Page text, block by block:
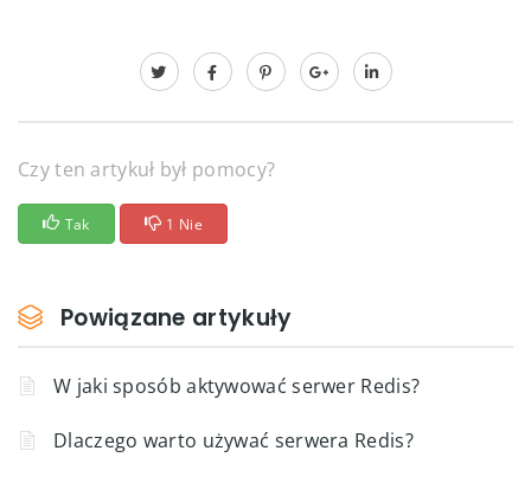
Czy ten artykuł był pomocy?
Tak 1 Nie
Powiązane artykuły
W jaki sposób aktywować serwer Redis?
Dlaczego warto używać serwera Redis?